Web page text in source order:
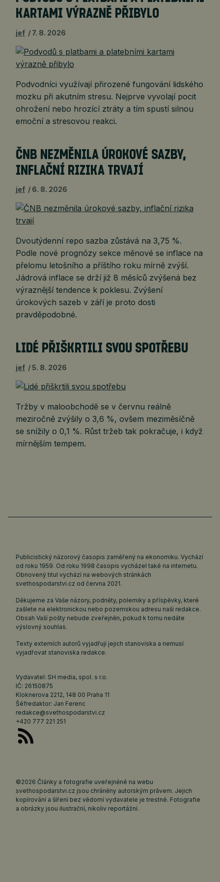
KARTAMI VÝRAZNĚ PŘIBYLO
jef 7. 8. 2026
Podvodníci využívají přirozené fungování lidského
mozku při akutním stresu. Nejprve vyvolají pocit
ohrožení nebo hrozící ztráty a tím spustí silnou
emoční a stresovou reakci.
ČNB NEZMĚNILA ÚROKOVÉ SAZBY,
INFLAČNÍ RIZIKA TRVAJÍ
jef 6. 8. 2026
Dvoutýdenní repo sazba zůstává na 3,75 %.
Podle nové prognózy sekce měnové se inflace na
přelomu letošního a příštího roku mírně zvýší.
Jádrová inflace se drží již 8 měsíců zvýšená bez
výraznější tendence k poklesu. Zvýšení
úrokových sazeb v září je proto dosti
pravděpodobné.
LIDÉ PŘIŠKRTILI SVOU SPOTŘEBU
jef 5. 8. 2026
Tržby v maloobchodě se v červnu reálně
meziročně zvýšily o 3,6 %, ovšem meziměsíčně
se snížily o 0,1 %. Růst tržeb tak pokračuje, i když
mírnějším tempem.
Publicistický názorový časopis zaměřený na ekonomiku. Vychází
od roku 1959. Od roku 1998 časopis vycházel také na internetu.
Obnovený titul vychází na webových stránkách
svethospodarstvi.cz od června 2021.
Děkujeme za Vaše názory, podněty, polemiky a příspěvky, které
zašlete na elektronickou nebo pozemskou adresu naší redakce.
Obsah Vaší pošty nebude zveřejněn, pokud k tomu nedáte
výslovný souhlas.
Texty externích autorů vyjadřují jejich stanoviska a nemusí
vyjadřovat stanoviska redakce.
Vydavatel: SH media, spol. s r.o.
IČ: 26150875
Kloknerova 2212, 148 00 Praha 11
Šéfredaktor: Jan Ferenc
redakce@svethospodarstvi.cz
+420 777 221 251
©2026 Články a fotografie uveřejněné na webu
svethospodarstvi.cz jsou chráněny autorským právem. Jejich
kopírování a šíření bez vědomí vydavatele je trestné. Fotografie
a obrázky jsou ilustrační, nikoliv reportážní.